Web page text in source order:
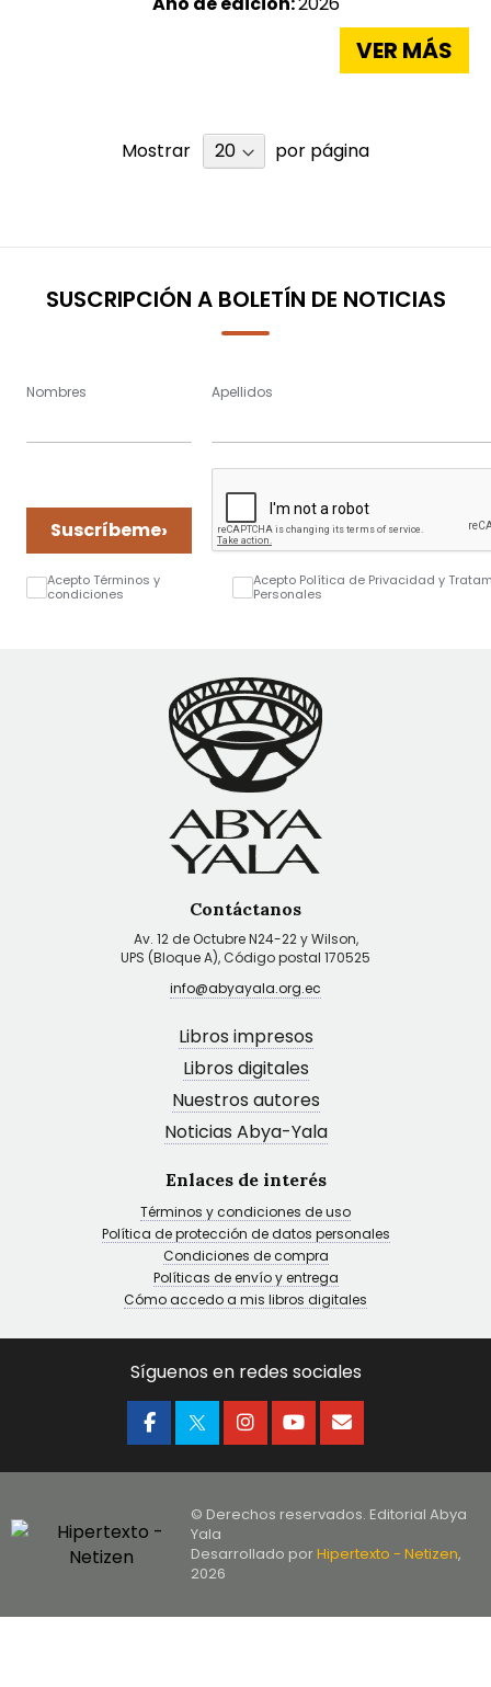
VER MÁS
Mostrar por página
SUSCRIPCIÓN A BOLETÍN DE NOTICIAS
Nombres Apellidos
Suscríbeme›
Acepto Términos y
condiciones
Acepto Política de Privacidad y
Personales
Contáctanos
Av. 12 de Octubre N24-22 y Wilson,
UPS (Bloque A), Código postal 170525
info@abyayala.org.ec
Libros impresos
Libros digitales
Nuestros autores
Noticias Abya-Yala
Enlaces de interés
Términos y condiciones de uso
Política de protección de datos personales
Condiciones de compra
Políticas de envío y entrega
Cómo accedo a mis libros digitales
Síguenos en redes sociales
© Derechos reservados. Editorial Abya
Yala
Desarrollado porHipertexto - Netizen,
2026